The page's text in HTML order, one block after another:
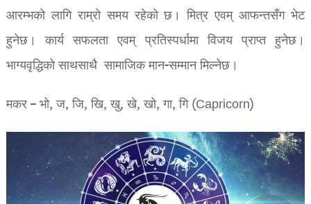
आरम्भको लागि राम्रो समय रहेको छ। मित्र एवम् आफन्तसँग भेट
हुनेछ। कार्य सफलता एवम् प्रतिस्पर्धामा विजय प्राप्त हुनेछ।
भाग्यवृद्धिको साथसाथै सामाजिक मान-सम्मान मिल्नेछ।
मकर – भो, ज, जि, खि, खु, खे, खो, गा, गि (Capricorn)